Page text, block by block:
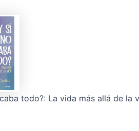
todo?: La vida más allá de la